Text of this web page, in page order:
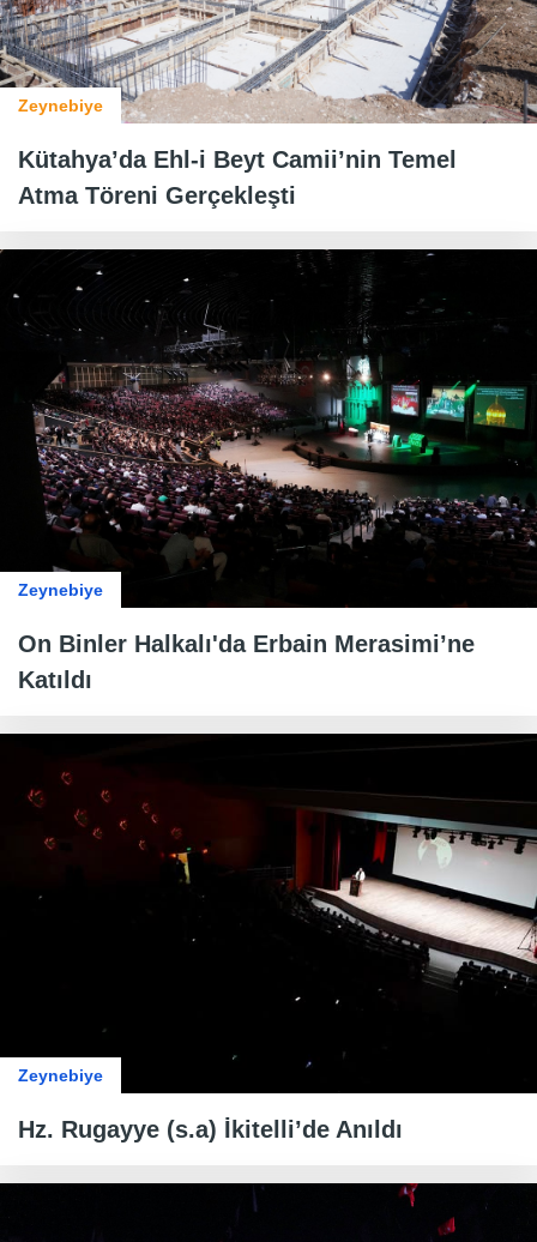
Zeynebiye
Kütahya’da Ehl-i Beyt Camii’nin Temel
Atma Töreni Gerçekleşti
Zeynebiye
On Binler Halkalı'da Erbain Merasimi’ne
Katıldı
Zeynebiye
Hz. Rugayye (s.a) İkitelli’de Anıldı